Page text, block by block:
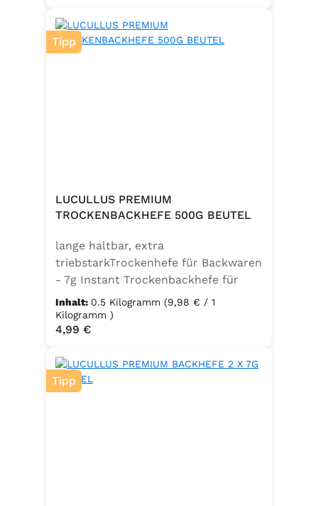
Tipp
LUCULLUS PREMIUM
TROCKENBACKHEFE 500G BEUTEL
lange haltbar, extra
triebstarkTrockenhefe für Backwaren
- 7g Instant Trockenbackhefe für
500g Weizenmehl, entspricht 25g
FrischhefeZutaten: Trockenbackhefe,
Emulgator Sorbitanmonostearat
Inhalt: 0.5 Kilogramm (9,98 € / 1
Kilogramm )
Regulärer Preis:
4,99 €
Tipp